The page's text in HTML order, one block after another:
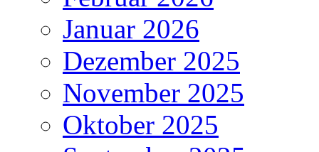
Januar 2026
Dezember 2025
November 2025
Oktober 2025